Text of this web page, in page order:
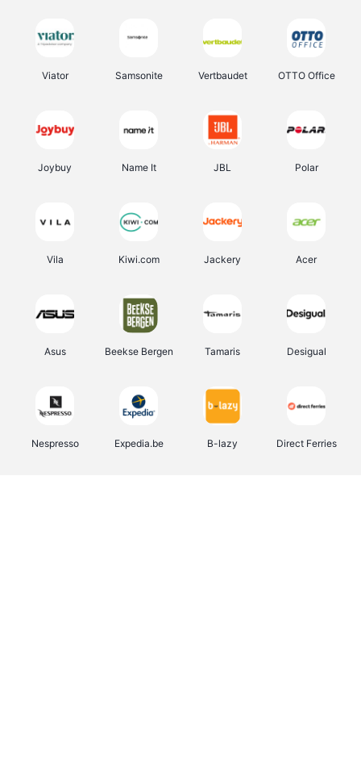
Viator Samsonite Vertbaudet OTTO Office
Joybuy Name It JBL Polar
Vila Kiwi.com Jackery Acer
Asus Beekse Bergen Tamaris Desigual
Nespresso Expedia.be B-lazy Direct Ferries